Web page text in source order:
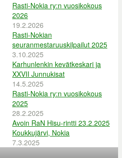
Rasti-Nokia ry:n vuosikokous
2026
19.2.2026
Rasti-Nokian
seuranmestaruuskilpailut 2025
3.10.2025
Karhunlenkin kevätkeskari ja
XXVII Junnukisat
14.5.2025
Rasti-Nokia ry:n vuosikokous
2025
28.2.2025
Avoin RaN Hisu-rintti 23.2.2025
Koukkujärvi, Nokia
7.3.2025